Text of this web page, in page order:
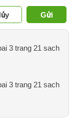
Gửi
3 trang 21 sach
3 trang 21 sach